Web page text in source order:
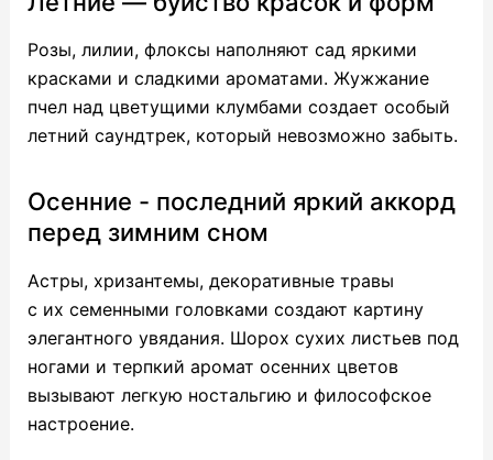
Розы, лилии, флоксы наполняют сад яркими
красками и сладкими ароматами. Жужжание
пчел над цветущими клумбами создает особый
летний саундтрек, который невозможно забыть.
Осенние - последний яркий аккорд
перед зимним сном
Астры, хризантемы, декоративные травы
с их семенными головками создают картину
элегантного увядания. Шорох сухих листьев под
ногами и терпкий аромат осенних цветов
вызывают легкую ностальгию и философское
настроение.